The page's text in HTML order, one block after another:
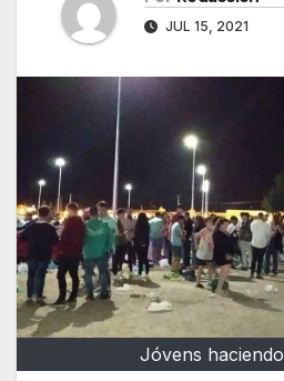
JUL 15, 2021
Jóvens